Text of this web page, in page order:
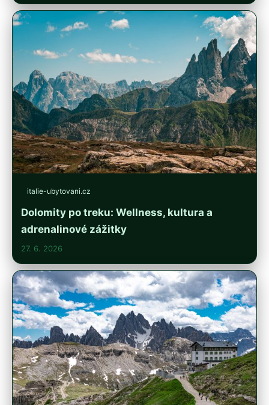
italie-ubytovani.cz
Dolomity po treku: Wellness, kultura a
adrenalinové zážitky
27. 6. 2026